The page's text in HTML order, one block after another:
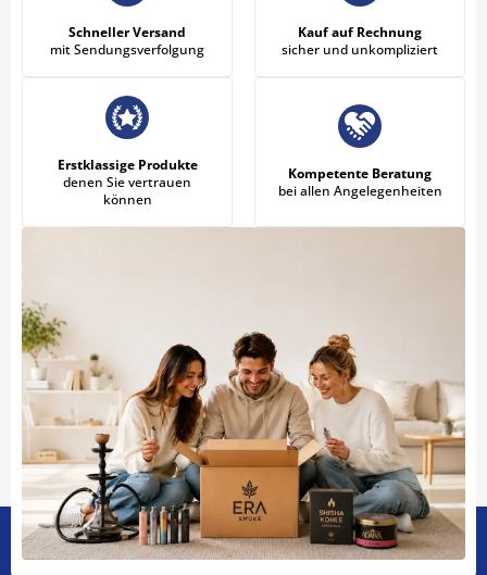
Schneller Versand
mit Sendungsverfolgung
Kauf auf Rechnung
sicher und unkompliziert
Erstklassige Produkte
denen Sie vertrauen
können
Kompetente Beratung
bei allen Angelegenheiten